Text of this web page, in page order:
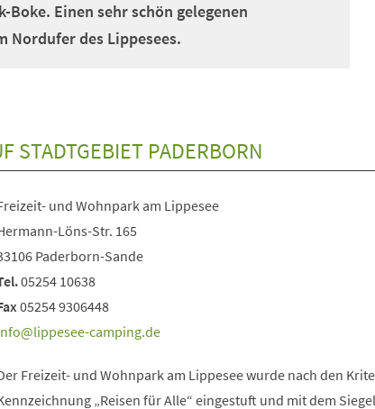
Boke. Einen sehr schön gelegenen
Nordufer des Lippesees.
STADTGEBIET PADERBORN
und Wohnpark am Lippesee
Löns-Str. 165
Paderborn-Sande
05254 10638
05254 9306448
lippesee-camping de
Freizeit- und Wohnpark am Lippesee wurde nach den
„Reisen für Alle“ eingestuft und mit dem